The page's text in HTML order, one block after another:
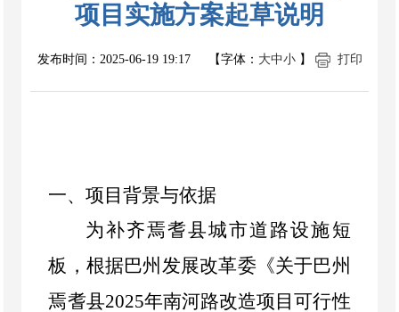
项目实施方案起草说明
发布时间： 2025-06-19 19:17【字体： 大中小】 打印
一、项目背景与依据
为补齐焉耆县城市道路设施短
板，根据巴州发展改革委《关于巴州
焉耆县2025年南河路改造项目可行性